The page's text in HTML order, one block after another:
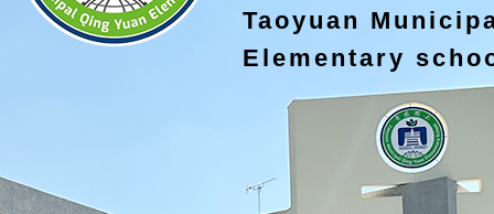
Taoyuan
Elementary